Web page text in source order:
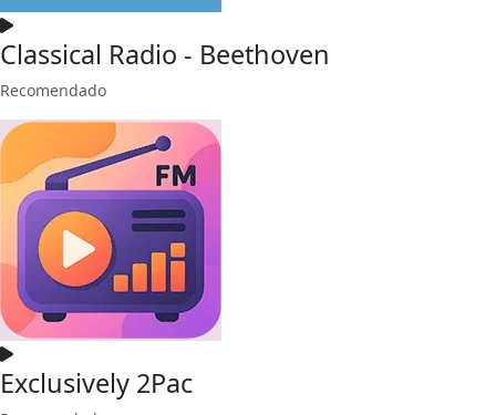
Classical Radio - Beethoven
Recomendado
Exclusively 2Pac